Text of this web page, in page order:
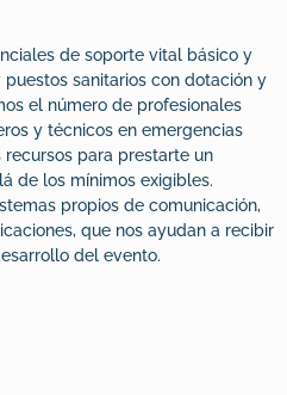
de soporte vital básico y
sanitarios con dotación y
el número de profesionales
y técnicos en emergencias
para prestarte un
de los mínimos exigibles.
propios de comunicación,
que nos ayudan a recibir
del evento.